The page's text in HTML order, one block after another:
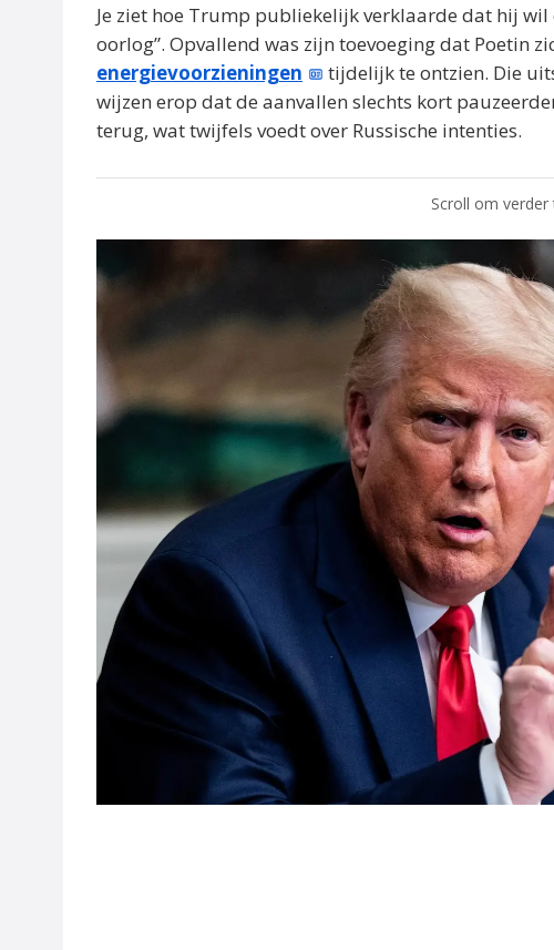
Je ziet hoe Trump publiekelijk verklaarde dat hij
oorlog”. Opvallend was zijn toevoeging dat Poetin
energievoorzieningen
tijdelijk te ontzien. Die
wijzen erop dat de aanvallen slechts kort
terug, wat twijfels voedt over Russische intenties.
Scroll om verder